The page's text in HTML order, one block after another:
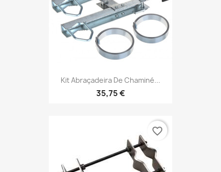
Kit Abraçadeira De Chaminé...
35,75 €
favorite_border